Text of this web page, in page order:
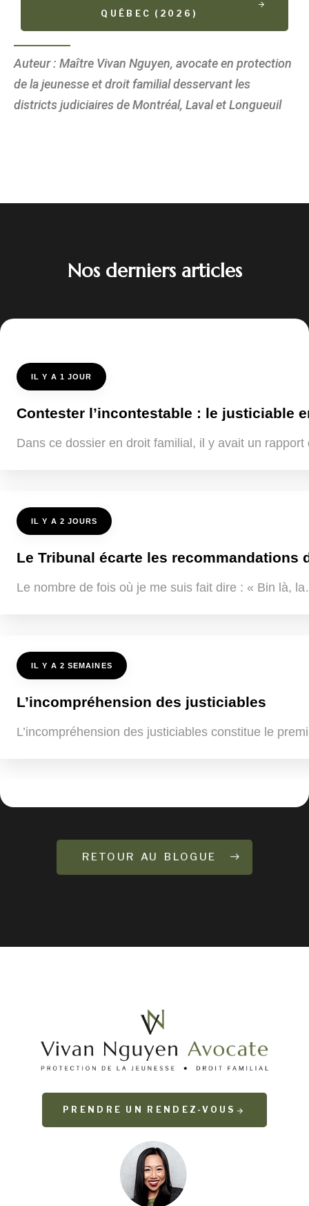
QUÉBEC (2026)
Auteur : Maître Vivan Nguyen, avocate en protection
de la jeunesse et droit familial desservant les
districts judiciaires de Montréal, Laval et Longueuil
Nos derniers articles
IL Y A 1 JOUR
Contester l’incontestable : le justiciable
Dans ce dossier en droit familial, il y avait un
IL Y A 2 JOURS
Le Tribunal écarte les recommandations
Le nombre de fois où je me suis fait dire : « Bin là,
IL Y A 2 SEMAINES
L’incompréhension des justiciables
L’incompréhension des justiciables constitue le
RETOUR AU BLOGUE
PRENDRE UN RENDEZ-VOUS